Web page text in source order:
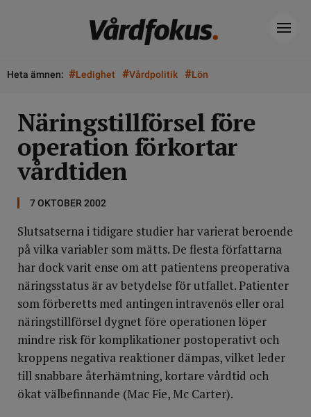
Heta ämnen: #Ledighet #Vårdpolitik #Lön
Näringstillförsel före
operation förkortar
vårdtiden
7 OKTOBER 2002
Slutsatserna i tidigare studier har varierat beroende
på vilka variabler som mätts. De flesta författarna
har dock varit ense om att patientens preoperativa
näringsstatus är av betydelse för utfallet. Patienter
som förberetts med antingen intravenös eller oral
näringstillförsel dygnet före operationen löper
mindre risk för komplikationer postoperativt och
kroppens negativa reaktioner dämpas, vilket leder
till snabbare återhämtning, kortare vårdtid och
ökat välbefinnande (Mac Fie, Mc Carter).